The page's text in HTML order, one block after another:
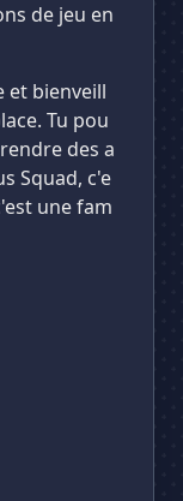
de jeu en
et bienveill
Tu pou
des a
Squad, c'e
une fam